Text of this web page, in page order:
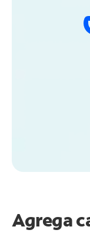
Agrega